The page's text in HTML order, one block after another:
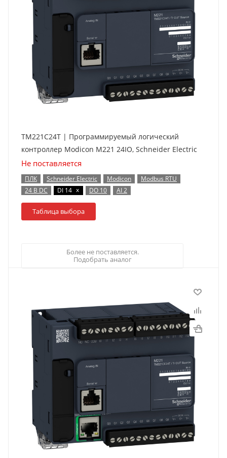
TM221C24T | Программируемый логический
контроллер Modicon M221 24IO, Schneider Electric
Не поставляется
ПЛК Schneider Electric Modicon
Modbus RTU
24 В DC
DI 14 x DO 10 AI 2
Таблица выбора
Более не поставляется.
Подобрать аналог